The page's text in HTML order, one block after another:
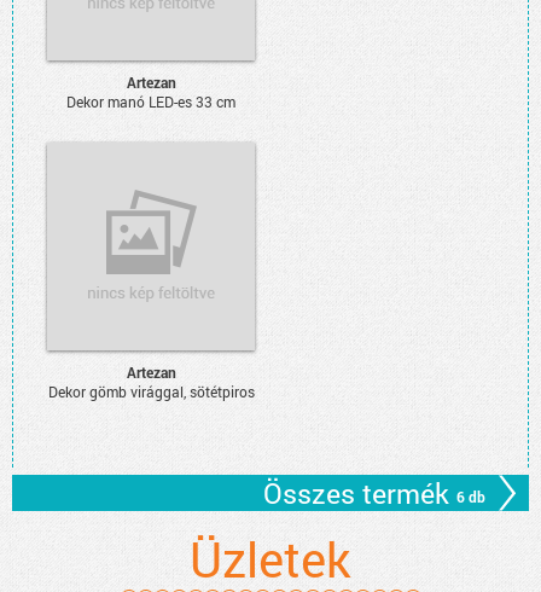
Artezan
Dekor manó LED-es 33 cm
Artezan
Dekor gömb virággal, sötétpiros
Összes termék 6 db
Üzletek